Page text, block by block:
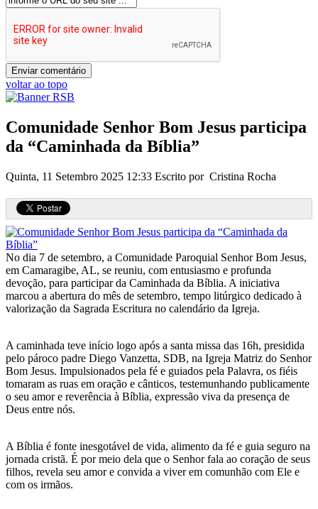
voltar ao topo
Comunidade Senhor Bom Jesus participa
da “Caminhada da Bíblia”
Quinta, 11 Setembro 2025 12:33 Escrito por Cristina Rocha
No dia 7 de setembro, a Comunidade Paroquial Senhor Bom Jesus,
em Camaragibe, AL, se reuniu, com entusiasmo e profunda
devoção, para participar da Caminhada da Bíblia. A iniciativa
marcou a abertura do mês de setembro, tempo litúrgico dedicado à
valorização da Sagrada Escritura no calendário da Igreja.
A caminhada teve início logo após a santa missa das 16h, presidida
pelo pároco padre Diego Vanzetta, SDB, na Igreja Matriz do Senhor
Bom Jesus. Impulsionados pela fé e guiados pela Palavra, os fiéis
tomaram as ruas em oração e cânticos, testemunhando publicamente
o seu amor e reverência à Bíblia, expressão viva da presença de
Deus entre nós.
A Bíblia é fonte inesgotável de vida, alimento da fé e guia seguro na
jornada cristã. É por meio dela que o Senhor fala ao coração de seus
filhos, revela seu amor e convida a viver em comunhão com Ele e
com os irmãos.